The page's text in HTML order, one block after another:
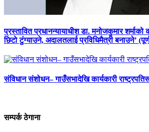
प्रस्तावित प्रधानन्यायाधीश डा. मनोजकुमार शर्माको
छिटो टुंग्याउने, अदालतलाई प्रविधिमैत्री बनाउने’
संविधान संशोधन– गाउँसभादेखि कार्यकारी
सम्पर्क ठेगाना